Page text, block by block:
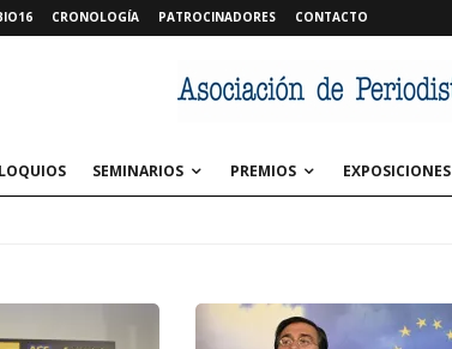
CRONOLOGÍA PATROCINADORES CONTACTO
SEMINARIOS PREMIOS EXPOSICIONES